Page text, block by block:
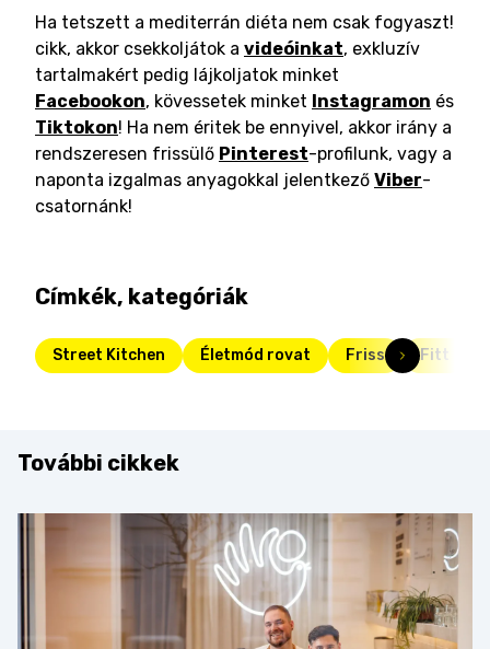
Ha tetszett a mediterrán diéta nem csak fogyaszt!
cikk, akkor csekkoljátok a videóinkat, exkluzív
tartalmakért pedig lájkoljatok minket
Facebookon, kövessetek minket Instagramon és
Tiktokon! Ha nem éritek be ennyivel, akkor irány a
rendszeresen frissülő Pinterest-profilunk, vagy a
naponta izgalmas anyagokkal jelentkező Viber-
csatornánk!
Címkék, kategóriák
Street Kitchen Életmód rovat Friss Fitt
További cikkek